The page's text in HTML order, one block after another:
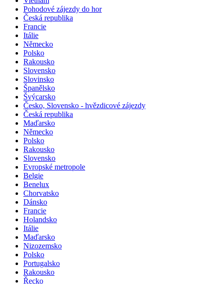
Pohodové zájezdy do hor
Česká republika
Francie
Itálie
Německo
Polsko
Rakousko
Slovensko
Slovinsko
Španělsko
Švýcarsko
Česko, Slovensko - hvězdicové zájezdy
Česká republika
Maďarsko
Německo
Polsko
Rakousko
Slovensko
Evropské metropole
Belgie
Benelux
Chorvatsko
Dánsko
Francie
Holandsko
Itálie
Maďarsko
Nizozemsko
Polsko
Portugalsko
Rakousko
Řecko